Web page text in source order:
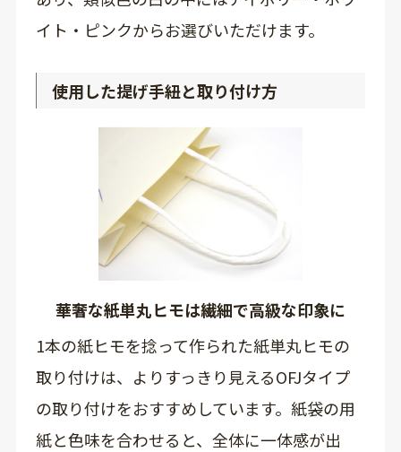
イト・ピンクからお選びいただけます。
使用した提げ手紐と取り付け方
華奢な紙単丸ヒモは繊細で高級な印象に
1本の紙ヒモを捻って作られた紙単丸ヒモの
取り付けは、よりすっきり見えるOFJタイプ
の取り付けをおすすめしています。紙袋の用
紙と色味を合わせると、全体に一体感が出